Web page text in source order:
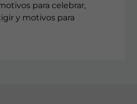
para celebrar,
y motivos para